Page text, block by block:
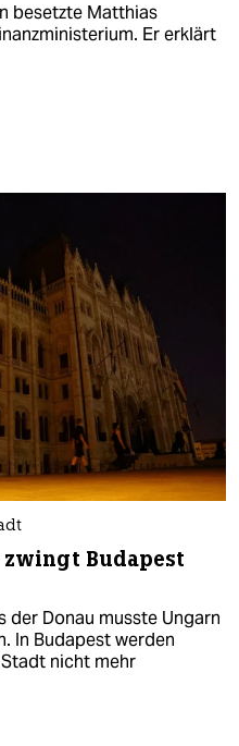
besetzte Matthias
Er erklärt
Budapest
der Donau musste Ungarn
In Budapest werden
nicht mehr